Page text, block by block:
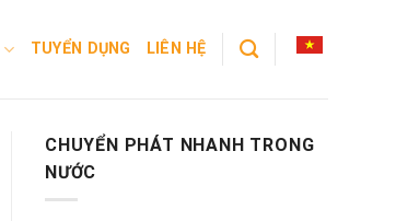
TUYỂN DỤNG LIÊN HỆ
CHUYỂN PHÁT NHANH TRONG
NƯỚC